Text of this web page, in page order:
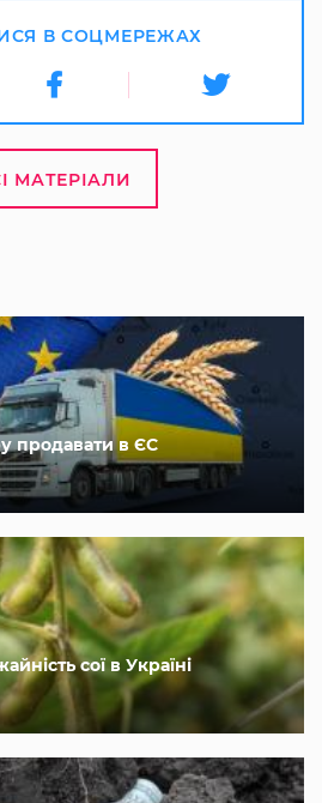
В СОЦМЕРЕЖАХ
МАТЕРІАЛИ
продавати в ЄС
сої в Україні